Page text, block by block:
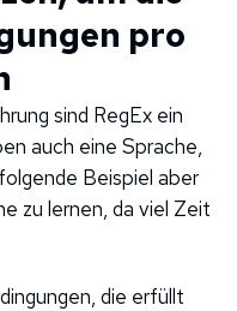
pro
sind RegEx ein
auch eine Sprache,
Beispiel aber
zu lernen, da viel Zeit
die erfüllt